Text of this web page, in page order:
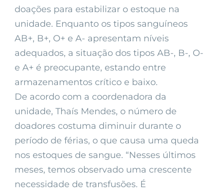
doações para estabilizar o estoque na
unidade. Enquanto os tipos sanguíneos
AB+, B+, O+ e A- apresentam níveis
adequados, a situação dos tipos AB-, B-, O-
e A+ é preocupante, estando entre
armazenamentos crítico e baixo.
De acordo com a coordenadora da
unidade, Thaís Mendes, o número de
doadores costuma diminuir durante o
período de férias, o que causa uma queda
nos estoques de sangue. “Nesses últimos
meses, temos observado uma crescente
necessidade de transfusões. É